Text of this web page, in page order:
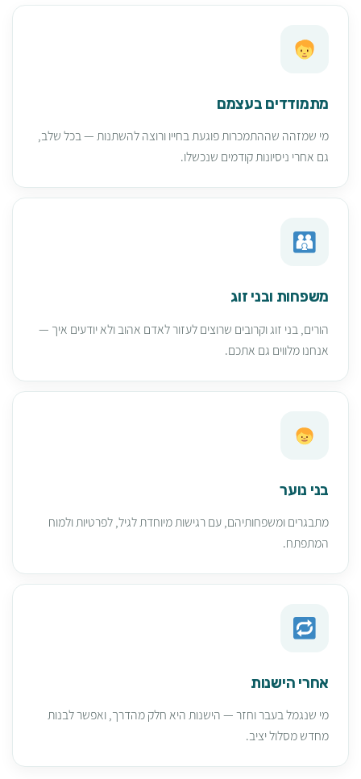
מתמודדים בעצמם
מי שמזהה שההתמכרות פוגעת בחייו ורוצה להשתנות — בכל שלב,
גם אחרי ניסיונות קודמים שנכשלו.
משפחות ובני זוג
הורים, בני זוג וקרובים שרוצים לעזור לאדם אהוב ולא יודעים איך —
אנחנו מלווים גם אתכם.
בני נוער
מתבגרים ומשפחותיהם, עם רגישות מיוחדת לגיל, לפרטיות ולמוח
המתפתח.
אחרי הישנות
מי שנגמל בעבר וחזר — הישנות היא חלק מהדרך, ואפשר לבנות
מחדש מסלול יציב.